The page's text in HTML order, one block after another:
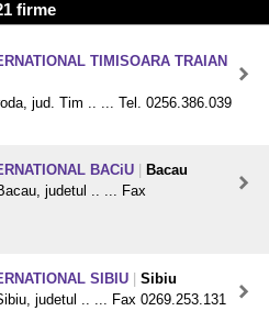
firme
TIMISOARA TRAIAN
jud. Tim .. ... Tel. 0256.386.039
BACiU
Bacau
judetul .. ... Fax
SIBIU
Sibiu
judetul .. ... Fax 0269.253.131